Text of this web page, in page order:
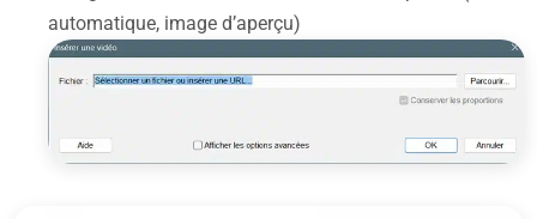
automatique, image d’aperçu)